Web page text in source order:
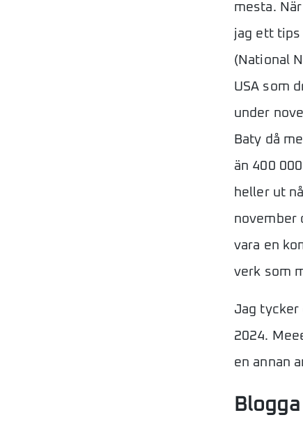
mesta.
jag ett tips
(National
USA som
under
Baty då
än 400
heller ut
november
vara en
verk som
Jag tycker
2024.
en annan